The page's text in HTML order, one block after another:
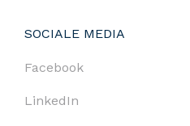
SOCIALE MEDIA
Facebook
LinkedIn